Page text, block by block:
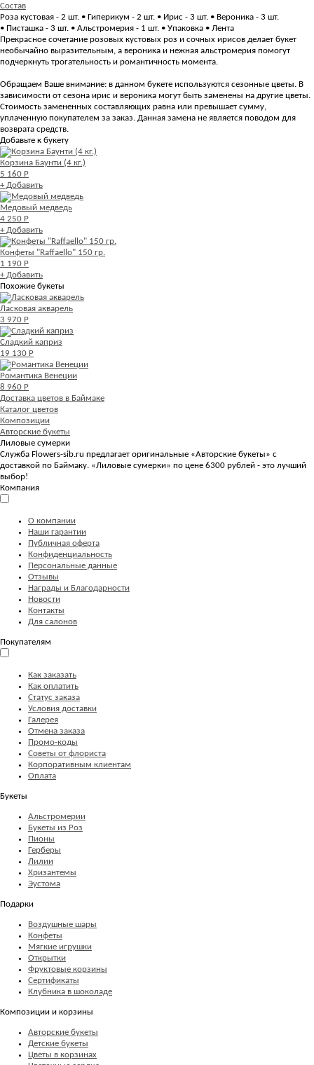
Состав
Роза кустовая - 2 шт. • Гиперикум - 2 шт. • Ирис - 3 шт. • Вероника - 3 шт.
• Писташка - 3 шт. • Альстромерия - 1 шт. • Упаковка • Лента
Прекрасное сочетание розовых кустовых роз и сочных ирисов делает букет
необычайно выразительным, а вероника и нежная альстромерия помогут
подчеркнуть трогательность и романтичность момента.
Обращаем Ваше внимание: в данном букете используются сезонные цветы. В
зависимости от сезона ирис и вероника могут быть заменены на другие цветы.
Стоимость замененных составляющих равна или превышает сумму,
уплаченную покупателем за заказ. Данная замена не является поводом для
возврата средств.
Добавьте к букету
Корзина Баунти (4 кг.)
5 160 Р
+ Добавить
Медовый медведь
4 250 Р
+ Добавить
Конфеты "Raffaello" 150 гр.
1 190 Р
+ Добавить
Похожие букеты
Ласковая акварель
3 970 Р
Сладкий каприз
19 130 Р
Романтика Венеции
8 960 Р
Доставка цветов в Баймаке
Каталог цветов
Композиции
Авторские букеты
Лиловые сумерки
Служба Flowers-sib.ru предлагает оригинальные «Авторские букеты» с
доставкой по Баймаку. «Лиловые сумерки» по цене 6300 рублей - это лучший
выбор!
Компания
О компании
Наши гарантии
Публичная оферта
Конфиденциальность
Персональные данные
Отзывы
Награды и Благодарности
Новости
Контакты
Для салонов
Покупателям
Как заказать
Как оплатить
Статус заказа
Условия доставки
Галерея
Отмена заказа
Промо-коды
Советы от флориста
Корпоративным клиентам
Оплата
Букеты
Альстромерии
Букеты из Роз
Пионы
Герберы
Лилии
Хризантемы
Эустома
Подарки
Воздушные шары
Конфеты
Мягкие игрушки
Открытки
Фруктовые корзины
Сертификаты
Клубника в шоколаде
Композиции и корзины
Авторские букеты
Детские букеты
Цветы в корзинах